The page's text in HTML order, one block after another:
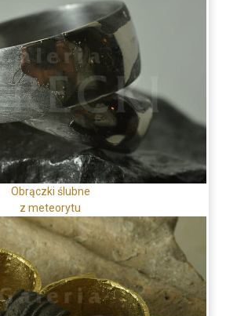
Obrączki ślubne
z meteorytu